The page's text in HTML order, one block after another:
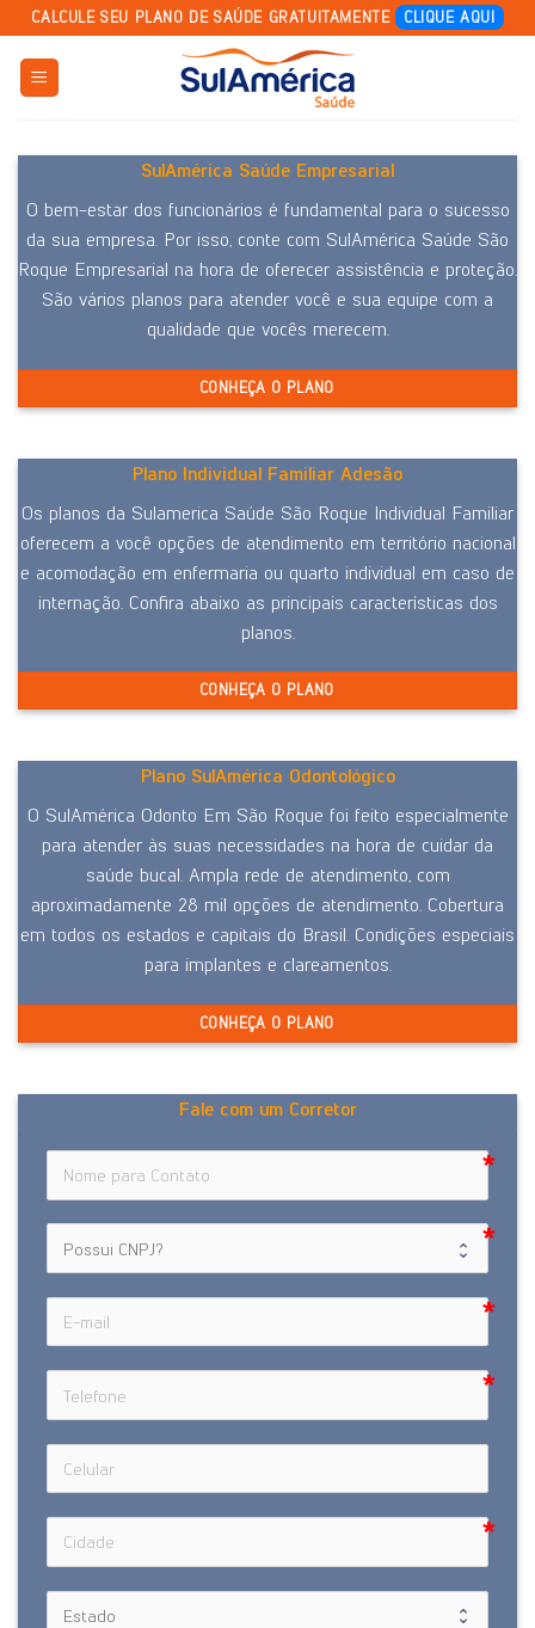
Skip
to
content
CALCULE SEU PLANO DE SAÚDE GRATUITAMENTE CLIQUE AQUI
SulAmérica Saúde Empresarial
O bem-estar dos funcionários é fundamental para o sucesso
da sua empresa. Por isso, conte com SulAmérica Saúde São
Roque Empresarial na hora de oferecer assistência e proteção.
São vários planos para atender você e sua equipe com a
qualidade que vocês merecem.
CONHEÇA O PLANO
Plano Individual Familiar Adesão
Os planos da Sulamerica Saúde São Roque Individual Familiar
oferecem a você opções de atendimento em território nacional
e acomodação em enfermaria ou quarto individual em caso de
internação. Confira abaixo as principais características dos
planos.
CONHEÇA O PLANO
Plano SulAmérica Odontológico
O SulAmérica Odonto Em São Roque foi feito especialmente
para atender às suas necessidades na hora de cuidar da
saúde bucal. Ampla rede de atendimento, com
aproximadamente 28 mil opções de atendimento. Cobertura
em todos os estados e capitais do Brasil. Condições especiais
para implantes e clareamentos.
CONHEÇA O PLANO
Fale com um Corretor